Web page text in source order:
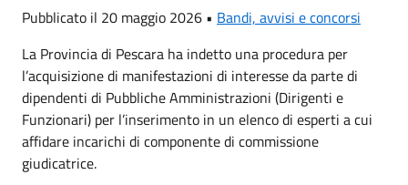
Pubblicato il 20 maggio 2026 • Bandi, avvisi e concorsi
La Provincia di Pescara ha indetto una procedura per
l’acquisizione di manifestazioni di interesse da parte di
dipendenti di Pubbliche Amministrazioni (Dirigenti e
Funzionari) per l’inserimento in un elenco di esperti a cui
affidare incarichi di componente di commissione
giudicatrice.